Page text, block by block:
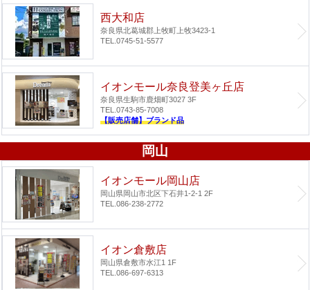
西大和店
奈良県北葛城郡上牧町上牧3423-1
TEL.0745-51-5577
イオンモール奈良登美ヶ丘店
奈良県生駒市鹿畑町3027 3F
TEL.0743-85-7008
【販売店舗】ブランド品
岡山
イオンモール岡山店
岡山県岡山市北区下石井1-2-1 2F
TEL.086-238-2772
イオン倉敷店
岡山県倉敷市水江1 1F
TEL.086-697-6313